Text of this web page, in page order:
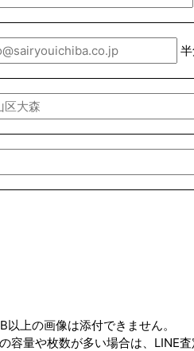
以上の画像は添付できません。
容量や枚数が多い場合は、LINE査